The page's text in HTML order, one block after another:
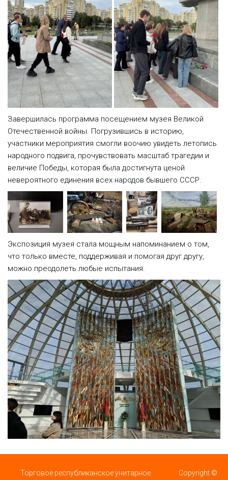
Завершилась программа посещением музея Великой
Отечественной войны. Погрузившись в историю,
участники мероприятия смогли воочию увидеть летопись
народного подвига, прочувствовать масштаб трагедии и
величие Победы, которая была достигнута ценой
невероятного единения всех народов бывшего СССР.
Экспозиция музея стала мощным напоминанием о том,
что только вместе, поддерживая и помогая друг другу,
можно преодолеть любые испытания.
Торговое республиканское унитарное Copyright ©